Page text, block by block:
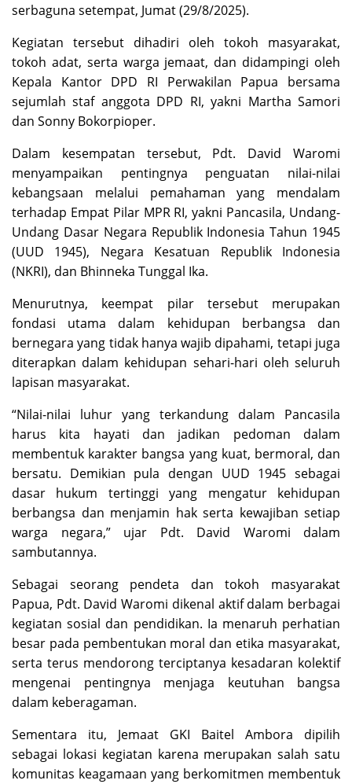
serbaguna setempat, Jumat (29/8/2025).
Kegiatan tersebut dihadiri oleh tokoh masyarakat,
tokoh adat, serta warga jemaat, dan didampingi oleh
Kepala Kantor DPD RI Perwakilan Papua bersama
sejumlah staf anggota DPD RI, yakni Martha Samori
dan Sonny Bokorpioper.
Dalam kesempatan tersebut, Pdt. David Waromi
menyampaikan pentingnya penguatan nilai-nilai
kebangsaan melalui pemahaman yang mendalam
terhadap Empat Pilar MPR RI, yakni Pancasila, Undang-
Undang Dasar Negara Republik Indonesia Tahun 1945
(UUD 1945), Negara Kesatuan Republik Indonesia
(NKRI), dan Bhinneka Tunggal Ika.
Menurutnya, keempat pilar tersebut merupakan
fondasi utama dalam kehidupan berbangsa dan
bernegara yang tidak hanya wajib dipahami, tetapi juga
diterapkan dalam kehidupan sehari-hari oleh seluruh
lapisan masyarakat.
“Nilai-nilai luhur yang terkandung dalam Pancasila
harus kita hayati dan jadikan pedoman dalam
membentuk karakter bangsa yang kuat, bermoral, dan
bersatu. Demikian pula dengan UUD 1945 sebagai
dasar hukum tertinggi yang mengatur kehidupan
berbangsa dan menjamin hak serta kewajiban setiap
warga negara,” ujar Pdt. David Waromi dalam
sambutannya.
Sebagai seorang pendeta dan tokoh masyarakat
Papua, Pdt. David Waromi dikenal aktif dalam berbagai
kegiatan sosial dan pendidikan. Ia menaruh perhatian
besar pada pembentukan moral dan etika masyarakat,
serta terus mendorong terciptanya kesadaran kolektif
mengenai pentingnya menjaga keutuhan bangsa
dalam keberagaman.
Sementara itu, Jemaat GKI Baitel Ambora dipilih
sebagai lokasi kegiatan karena merupakan salah satu
komunitas keagamaan yang berkomitmen membentuk